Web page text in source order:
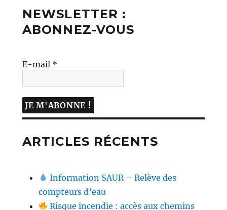
NEWSLETTER :
ABONNEZ-VOUS
E-mail *
ARTICLES RÉCENTS
Information SAUR – Relève des
compteurs d’eau
Risque incendie : accès aux chemins